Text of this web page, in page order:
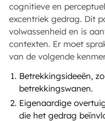
cognitieve en
excentriek gedrag. Dit
volwassenheid en is
contexten. Er moet
van de volgende
Betrekkingsideeën,
betrekkingswanen.
Eigenaardige
die het gedrag